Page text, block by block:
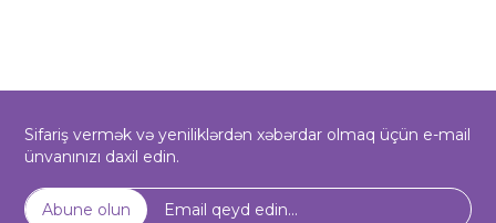
Sifariş vermək və yeniliklərdən xəbərdar olmaq üçün e-mail
ünvanınızı daxil edin.
Abune olun